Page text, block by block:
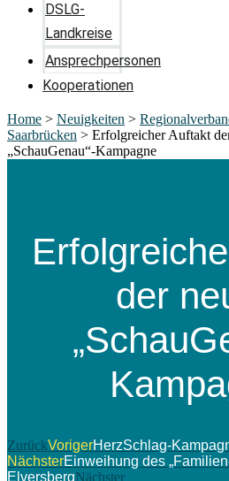
DSLG-
Landkreise
Ansprechpersonen
Kooperationen
Home > Neuigkeiten >
Saarbrücken > Erfolgreicher Auftakt
„SchauGenau“-Kampagne
der
ZurückVorigerHerzSchlag-
NächsterEinweihung des
ElversbergNächster